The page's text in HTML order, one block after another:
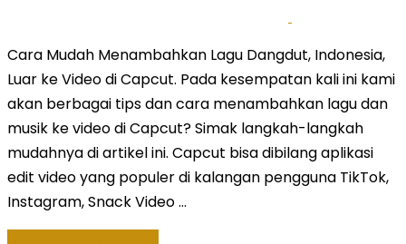
Cara Mudah Menambahkan Lagu Dangdut, Indonesia,
Luar ke Video di Capcut. Pada kesempatan kali ini kami
akan berbagai tips dan cara menambahkan lagu dan
musik ke video di Capcut? Simak langkah-langkah
mudahnya di artikel ini. Capcut bisa dibilang aplikasi
edit video yang populer di kalangan pengguna TikTok,
Instagram, Snack Video …